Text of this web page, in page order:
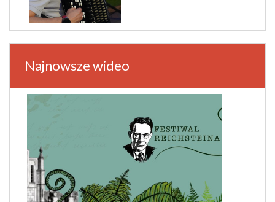
Najnowsze wideo